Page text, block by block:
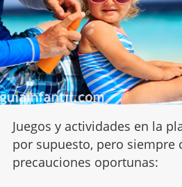
Juegos y actividades en la
por supuesto, pero siempre
precauciones oportunas: